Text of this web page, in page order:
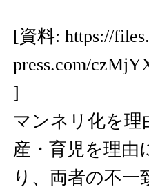
[資料: https://
press.com/
]
マンネリ化を理
産・育児を理由
り、両者の不